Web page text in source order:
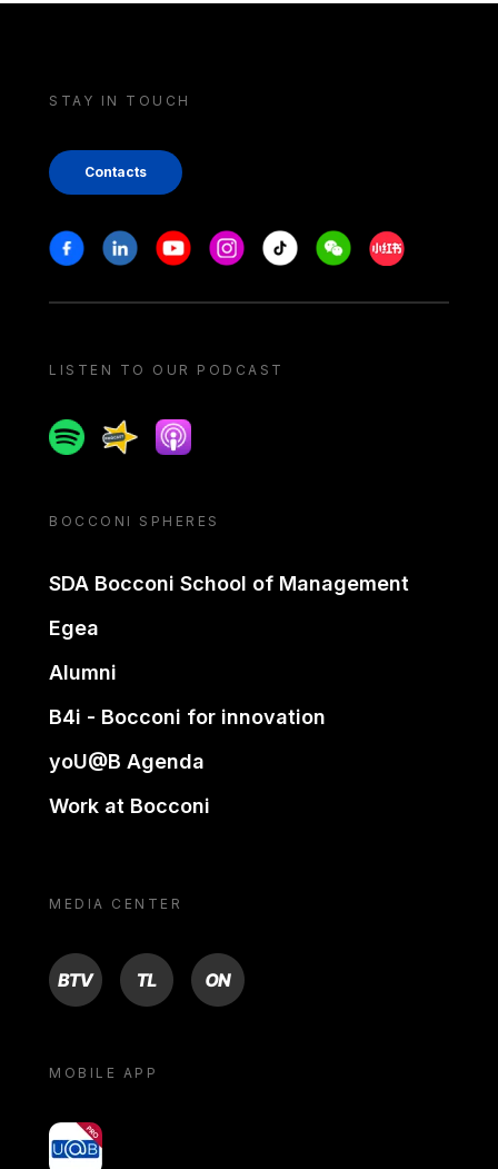
STAY IN TOUCH
Contacts
Stay in touch
FacebookLinkedinYoutubeInstagram
Tiktok WeechatXiaohongshu/
LISTEN TO OUR PODCAST
SpotifySpreakerApple podcast
BOCCONI SPHERES
SDA Bocconi School of Management
Egea
Alumni
B4i - Bocconi for innovation
yoU@B Agenda
Work at Bocconi
MEDIA CENTER
BTV TL ON
MOBILE APP
yoU@B